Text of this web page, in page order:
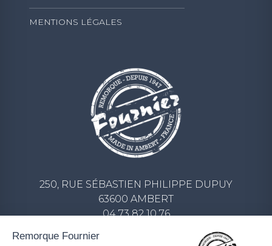
MENTIONS LÉGALES
250, RUE SÉBASTIEN PHILIPPE DUPUY
63600 AMBERT
04 73 82 10 76
Remorque Fournier